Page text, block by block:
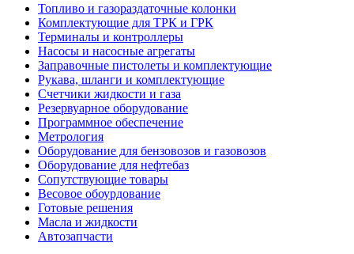
Топливо и газораздаточные колонки
Комплектующие для ТРК и ГРК
Терминалы и контроллеры
Насосы и насосные агрегаты
Заправочные пистолеты и комплектующие
Рукава, шланги и комплектующие
Счетчики жидкости и газа
Резервуарное оборудование
Программное обеспечение
Метрология
Оборудование для бензовозов и газовозов
Оборудование для нефтебаз
Сопутствующие товары
Весовое обоурдование
Готовые решения
Масла и жидкости
Автозапчасти